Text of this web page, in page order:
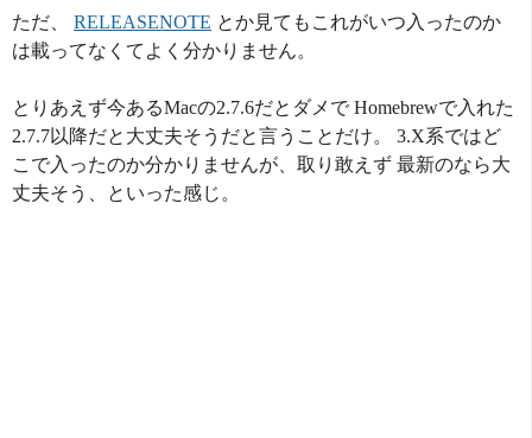
ただ、 RELEASENOTE とか見てもこれがいつ入ったのか
は載ってなくてよく分かりません。
とりあえず今あるMacの2.7.6だとダメで Homebrewで入れた
2.7.7以降だと大丈夫そうだと言うことだけ。 3.X系ではど
こで入ったのか分かりませんが、取り敢えず 最新のなら大
丈夫そう、といった感じ。